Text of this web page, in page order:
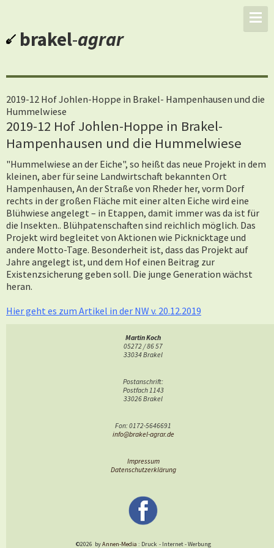
brakel-agrar
2019-12 Hof Johlen-Hoppe in Brakel- Hampenhausen und die
Hummelwiese
2019-12 Hof Johlen-Hoppe in Brakel-
Hampenhausen und die Hummelwiese
"Hummelwiese an der Eiche", so heißt das neue Projekt in dem
kleinen, aber für seine Landwirtschaft bekannten Ort
Hampenhausen, An der Straße von Rheder her, vorm Dorf
rechts in der großen Fläche mit einer alten Eiche wird eine
Blühwiese angelegt – in Etappen, damit immer was da ist für
die Insekten.. Blühpatenschaften sind reichlich möglich. Das
Projekt wird begleitet von Aktionen wie Picknicktage und
andere Motto-Tage. Besonderheit ist, dass das Projekt auf
Jahre angelegt ist, und dem Hof einen Beitrag zur
Existenzsicherung geben soll. Die junge Generation wächst
heran.
Hier geht es zum Artikel in der NW v. 20.12.2019
Martin Koch
05272 / 86 57
33034 Brakel
Postanschrift:
Postfach 1143
33026 Brakel
Fon: 0172-5646691
info@brakel-agrar.de
Impressum
Datenschutzerklärung
©2026 byAnnen-Media : Druck - Internet-Werbung